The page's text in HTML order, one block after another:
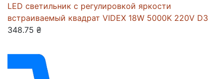
LED светильник с регулировкой яркости
встраиваемый квадрат VIDEX 18W 5000K 220V D3
348.75 ₴